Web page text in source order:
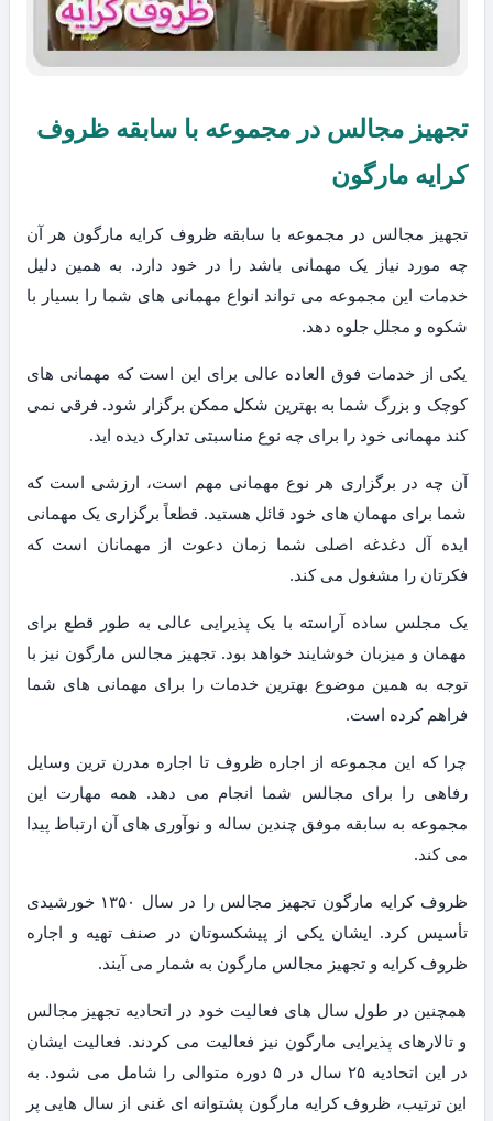
تجهیز مجالس در مجموعه با سابقه ظروف
کرایه مارگون
تجهیز مجالس در مجموعه با سابقه ظروف کرایه مارگون هر آن
چه مورد نیاز یک مهمانی باشد را در خود دارد. به همین دلیل
خدمات این مجموعه می تواند انواع مهمانی های شما را بسیار با
شکوه و مجلل جلوه دهد.
یکی از خدمات فوق العاده عالی برای این است که مهمانی های
کوچک و بزرگ شما به بهترین شکل ممکن برگزار شود. فرقی نمی
کند مهمانی خود را برای چه نوع مناسبتی تدارک دیده اید.
آن چه در برگزاری هر نوع مهمانی مهم است، ارزشی است که
شما برای مهمان های خود قائل هستید. قطعاً برگزاری یک مهمانی
ایده آل دغدغه اصلی شما زمان دعوت از مهمانان است که
فکرتان را مشغول می کند.
یک مجلس ساده آراسته با یک پذیرایی عالی به طور قطع برای
مهمان و میزبان خوشایند خواهد بود. تجهیز مجالس مارگون نیز با
توجه به همین موضوع بهترین خدمات را برای مهمانی های شما
فراهم کرده است.
چرا که این مجموعه از اجاره ظروف تا اجاره مدرن ترین وسایل
رفاهی را برای مجالس شما انجام می دهد. همه مهارت این
مجموعه به سابقه موفق چندین ساله و نوآوری های آن ارتباط پیدا
می کند.
ظروف کرایه مارگون تجهیز مجالس را در سال ۱۳۵۰ خورشیدی
تأسیس کرد. ایشان یکی از پیشکسوتان در صنف تهیه و اجاره
ظروف کرایه و تجهیز مجالس مارگون به شمار می آیند.
همچنین در طول سال های فعالیت خود در اتحادیه تجهیز مجالس
و تالارهای پذیرایی مارگون نیز فعالیت می کردند. فعالیت ایشان
در این اتحادیه ۲۵ سال در ۵ دوره متوالی را شامل می شود. به
این ترتیب، ظروف کرایه مارگون پشتوانه ای غنی از سال هایی پر